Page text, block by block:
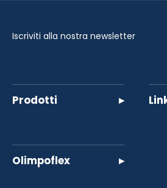
Iscriviti alla nostra newsletter
Prodotti ▸
Olimpoflex ▸